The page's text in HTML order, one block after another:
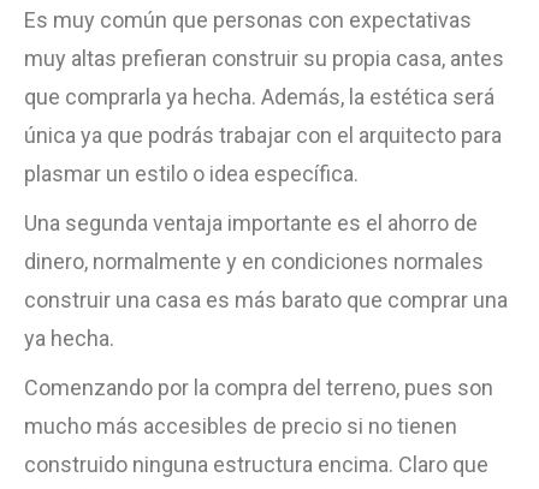
Es muy común que personas con expectativas
muy altas prefieran construir su propia casa, antes
que comprarla ya hecha. Además, la estética será
única ya que podrás trabajar con el arquitecto para
plasmar un estilo o idea específica.
Una segunda ventaja importante es el ahorro de
dinero, normalmente y en condiciones normales
construir una casa es más barato que comprar una
ya hecha.
Comenzando por la compra del terreno, pues son
mucho más accesibles de precio si no tienen
construido ninguna estructura encima. Claro que